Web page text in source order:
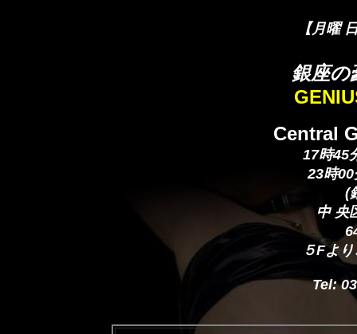
【月曜
銀座の
Central
17時45
23時
(
中 央
５Fよ
Tel: